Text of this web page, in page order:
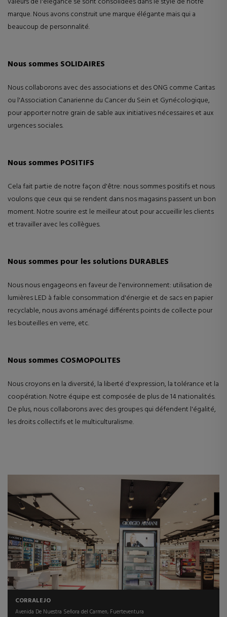
tiers.
marque. Nous avons construit une marque élégante mais qui a
beaucoup de personnalité.
Nous sommes SOLIDAIRES
Nous collaborons avec des associations et des ONG comme Caritas
ou l'Association Canarienne du Cancer du Sein et Gynécologique,
pour apporter notre grain de sable aux initiatives nécessaires et aux
urgences sociales.
Nous sommes POSITIFS
Cela fait partie de notre façon d'être: nous sommes positifs et nous
voulons que ceux qui se rendent dans nos magasins passent un bon
moment. Notre sourire est le meilleur atout pour accueillir les clients
et travailler avec les collègues.
Nous sommes pour les solutions DURABLES
Nous nous engageons en faveur de l'environnement: utilisation de
lumières LED à faible consommation d'énergie et de sacs en papier
recyclable, nous avons aménagé différents points de collecte pour
les bouteilles en verre, etc.
Nous sommes COSMOPOLITES
Nous croyons en la diversité, la liberté d'expression, la tolérance et la
coopération. Notre équipe est composée de plus de 14 nationalités.
De plus, nous collaborons avec des groupes qui défendent l'égalité,
les droits collectifs et le multiculturalisme.
CORRALEJO
Avenida De Nuestra Señora del Carmen, Fuerteventura